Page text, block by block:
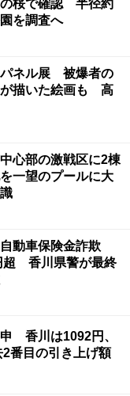
桜で確認 半径約
を調査へ
パネル展 被爆者の
が描いた絵画も 高
心部の激戦区に2棟
一望のプールに大
動車保険金詐欺
超 香川県警が最終
香川は1092円、
番目の引き上げ額